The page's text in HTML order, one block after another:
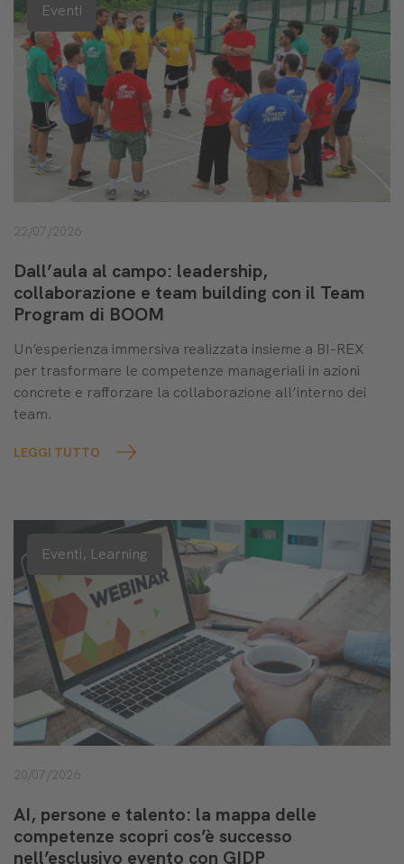
Eventi
22/07/2026
Dall’aula al campo: leadership,
collaborazione e team building con il Team
Program di BOOM
Un’esperienza immersiva realizzata insieme a BI-REX
per trasformare le competenze manageriali in azioni
concrete e rafforzare la collaborazione all’interno dei
team.
LEGGI TUTTO
Eventi, Learning
20/07/2026
AI, persone e talento: la mappa delle
competenze scopri cos’è successo
nell’esclusivo evento con GIDP